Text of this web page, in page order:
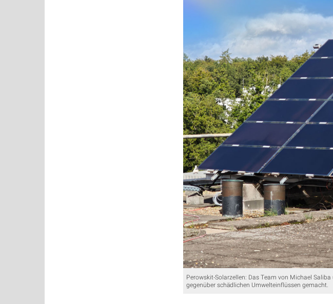
Perowskit-Solarzellen: Das Team von Michael
gegenüber schädlichen Umwelteinflüssen gemacht.